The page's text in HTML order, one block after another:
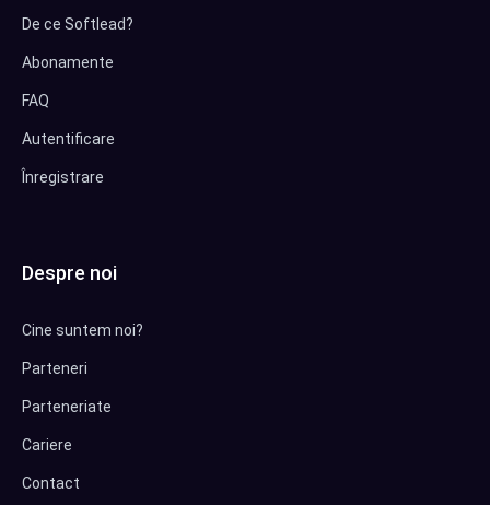
De ce Softlead?
Abonamente
FAQ
Autentificare
Înregistrare
Despre noi
Cine suntem noi?
Parteneri
Parteneriate
Cariere
Contact